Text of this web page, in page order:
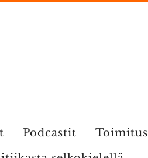
Podcastit Toimitus